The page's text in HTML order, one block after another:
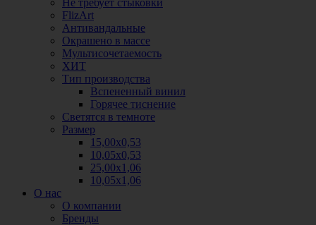
FlizArt
Антивандальные
Окрашено в массе
Мультисочетаемость
ХИТ
Тип производства
Вспененный винил
Горячее тиснение
Светятся в темноте
Размер
15,00х0,53
10,05х0,53
25,00х1,06
10,05х1,06
О нас
О компании
Бренды